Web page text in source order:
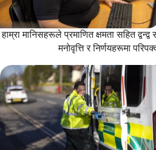
हाम्रा मानिसहरूले प्रमाणित क्षमता सहित
मनोवृत्ति र निर्णयहरूमा